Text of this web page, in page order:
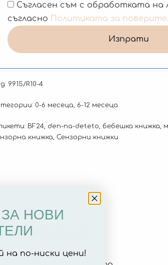
Съгласен съм с обработката на
съгласно Политиката за
9915/R10-4
0-6 месеца 6-12 месеца
BF24, den-na-deteto бебешка книжка
книжка Сензорни книжки
Кошара
НОВИ
на по-ниски цени!